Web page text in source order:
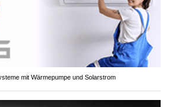
mit Wärmepumpe und Solarstrom